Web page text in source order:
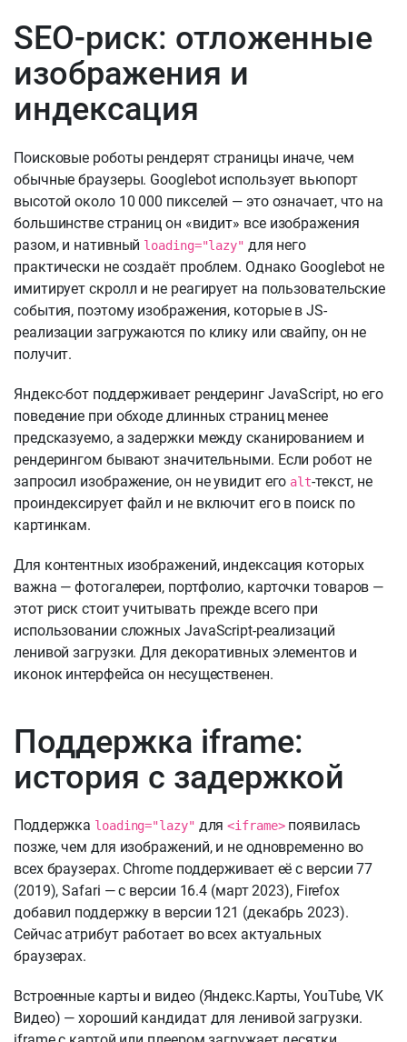
SEO-риск: отложенные
изображения и
индексация
Поисковые роботы рендерят страницы иначе, чем
обычные браузеры. Googlebot использует вьюпорт
высотой около 10 000 пикселей — это означает, что на
большинстве страниц он «видит» все изображения
разом, и нативный loading="lazy" для него
практически не создаёт проблем. Однако Googlebot не
имитирует скролл и не реагирует на пользовательские
события, поэтому изображения, которые в JS-
реализации загружаются по клику или свайпу, он не
получит.
Яндекс-бот поддерживает рендеринг JavaScript, но его
поведение при обходе длинных страниц менее
предсказуемо, а задержки между сканированием и
рендерингом бывают значительными. Если робот не
запросил изображение, он не увидит его alt-текст, не
проиндексирует файл и не включит его в поиск по
картинкам.
Для контентных изображений, индексация которых
важна — фотогалереи, портфолио, карточки товаров —
этот риск стоит учитывать прежде всего при
использовании сложных JavaScript-реализаций
ленивой загрузки. Для декоративных элементов и
иконок интерфейса он несущественен.
Поддержка iframe:
история с задержкой
Поддержка loading="lazy" для<iframe>появилась
позже, чем для изображений, и не одновременно во
всех браузерах. Chrome поддерживает её с версии 77
(2019), Safari — с версии 16.4 (март 2023), Firefox
добавил поддержку в версии 121 (декабрь 2023).
Сейчас атрибут работает во всех актуальных
браузерах.
Встроенные карты и видео (Яндекс.Карты, YouTube, VK
Видео) — хороший кандидат для ленивой загрузки.